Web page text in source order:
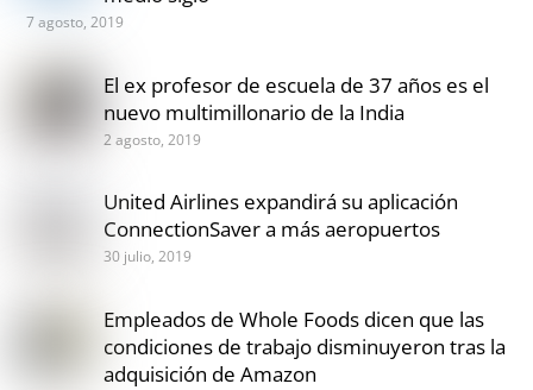
7 agosto, 2019
El ex profesor de escuela de 37 años es el
nuevo multimillonario de la India
2 agosto, 2019
United Airlines expandirá su aplicación
ConnectionSaver a más aeropuertos
30 julio, 2019
Empleados de Whole Foods dicen que las
condiciones de trabajo disminuyeron tras la
adquisición de Amazon